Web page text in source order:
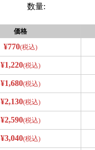
数量:
価格
¥770(税込)
¥1,220(税込)
¥1,680(税込)
¥2,130(税込)
¥2,590(税込)
¥3,040(税込)